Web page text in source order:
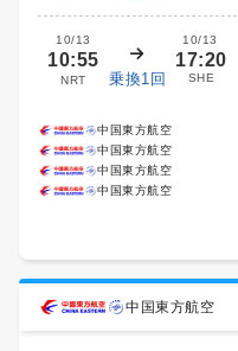
10/13
10:55
NRT 乗換1回
10/13
17:20
SHE
中国東方航空
中国東方航空
中国東方航空
中国東方航空
中国東方航空